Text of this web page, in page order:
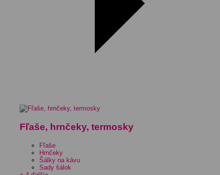
Fľaše, hrnčeky, termosky
Fľaše
Hrnčeky
Šálky na kávu
Sady šálok